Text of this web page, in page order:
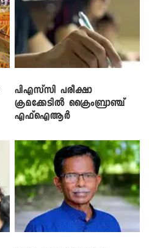
പിഎസ്‌സി പരീക്ഷാ
ക്രമക്കേ‌ടിൽ ക്രൈംബ്രാഞ്ച്
എഫ്ഐആർ